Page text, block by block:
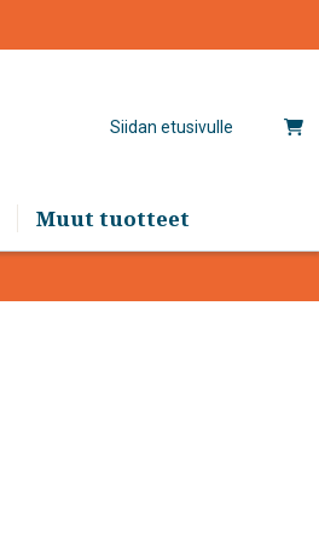
Siidan etusivulle
Muut tuotteet